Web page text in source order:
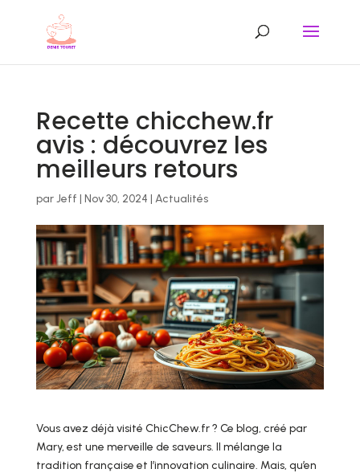
Recette chicchew.fr
avis : découvrez les
meilleurs retours
parJeff | Nov 30, 2024 | Actualités
Vous avez déjà visité ChicChew.fr ? Ce blog, créé par
Mary, est une merveille de saveurs. Il mélange la
tradition française et l’innovation culinaire. Mais, qu’en